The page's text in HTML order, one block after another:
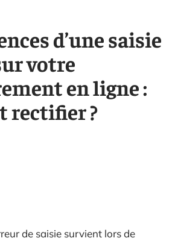
d’une saisie
votre
en ligne :
rectifier ?
de saisie survient lors de